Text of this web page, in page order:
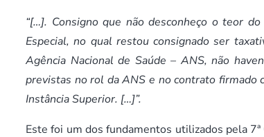
“[…]. Consigno que não desconheço o teor
Especial, no qual restou consignado ser
Agência Nacional de Saúde – ANS, não
previstas no rol da ANS e no contrato firmado
Instância Superior. […]”.
Este foi um dos fundamentos utilizados pela